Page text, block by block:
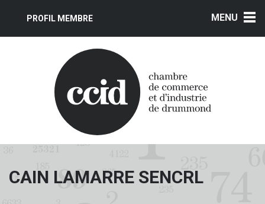
PROFIL MEMBRE
CAIN LAMARRE SENCRL
MENU